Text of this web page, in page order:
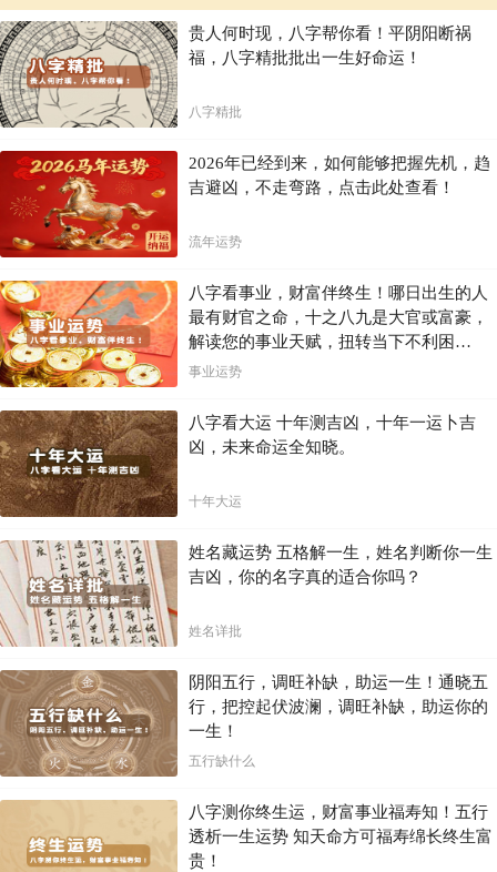
贵人何时现，八字帮你看！平阴阳断祸
福，八字精批批出一生好命运！
八字精批
2026年已经到来，如何能够把握先机，趋
吉避凶，不走弯路，点击此处查看！
流年运势
八字看事业，财富伴终生！哪日出生的人
最有财官之命，十之八九是大官或富豪，
解读您的事业天赋，扭转当下不利困
局！！
事业运势
八字看大运 十年测吉凶，十年一运卜吉
凶，未来命运全知晓。
十年大运
姓名藏运势 五格解一生，姓名判断你一生
吉凶，你的名字真的适合你吗？
姓名详批
阴阳五行，调旺补缺，助运一生！通晓五
行，把控起伏波澜，调旺补缺，助运你的
一生！
五行缺什么
八字测你终生运，财富事业福寿知！五行
透析一生运势 知天命方可福寿绵长终生富
贵！